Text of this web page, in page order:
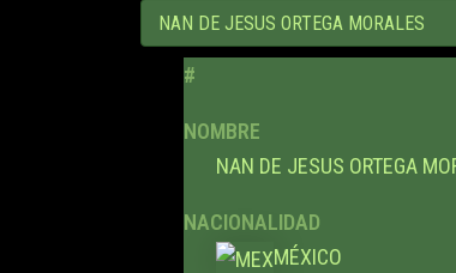
#
NOMBRE
NAN DE JESUS ORTEGA
NACIONALIDAD
MÉXICO